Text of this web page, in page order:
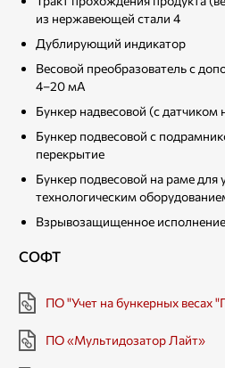
из нержавеющей стали 4
Дублирующий индикатор
Весовой преобразователь с
4–20 мА
Бункер надвесовой (с датчиком
Бункер подвесовой с
перекрытие
Бункер подвесовой на раме для
технологическим
Взрывозащищенное
СОФТ
ПО "Учет на бункерных весах
ПО «Мультидозатор Лайт»